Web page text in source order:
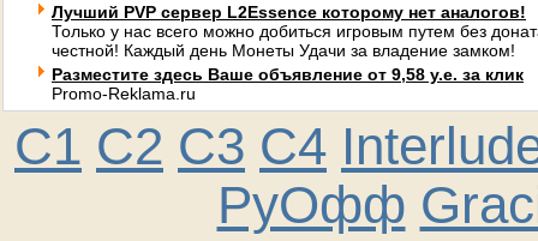
Лучший PVP сервер L2Essence которому нет аналогов!
Только у нас всего можно добиться игровым путем без
честной! Каждый день Монеты Удачи за владение замком!
Разместите здесь Ваше объявление от 9,58 у.е. за клик
Promo-Reklama.ru
C1 C2 C3 C4
РуОфф